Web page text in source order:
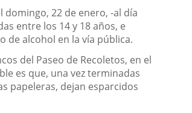
domingo, 22 de enero, -al día
entre los 14 y 18 años, e
de alcohol en la vía pública.
del Paseo de Recoletos, en el
es que, una vez terminadas
papeleras, dejan esparcidos